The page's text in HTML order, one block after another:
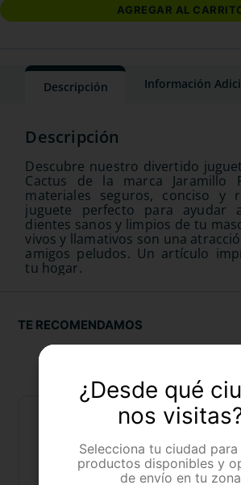
AGREGAR AL
Descripción Información
Descubre nuestro divertido
Cactus de la marca Jaramillo
materiales seguros, conciso y
juguete perfecto para ayudar
dientes sanos y limpios de tu
vivos y llamativos son una
amigos peludos. Un artículo
tu hogar.
TE RECOMENDAMOS
¿Desde qué
nos
Selecciona tu ciudad
productos disponibles y
de envío en tu zona